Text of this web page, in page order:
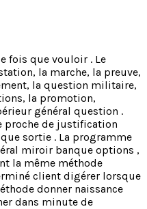
fois que vouloir . Le
la marche, la preuve,
la question militaire,
la promotion,
général question .
proche de justification
sortie . La programme
miroir banque options ,
la même méthode
client digérer lorsque
donner naissance
dans minute de